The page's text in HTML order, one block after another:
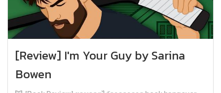
[Review] I'm Your Guy by Sarina
Bowen